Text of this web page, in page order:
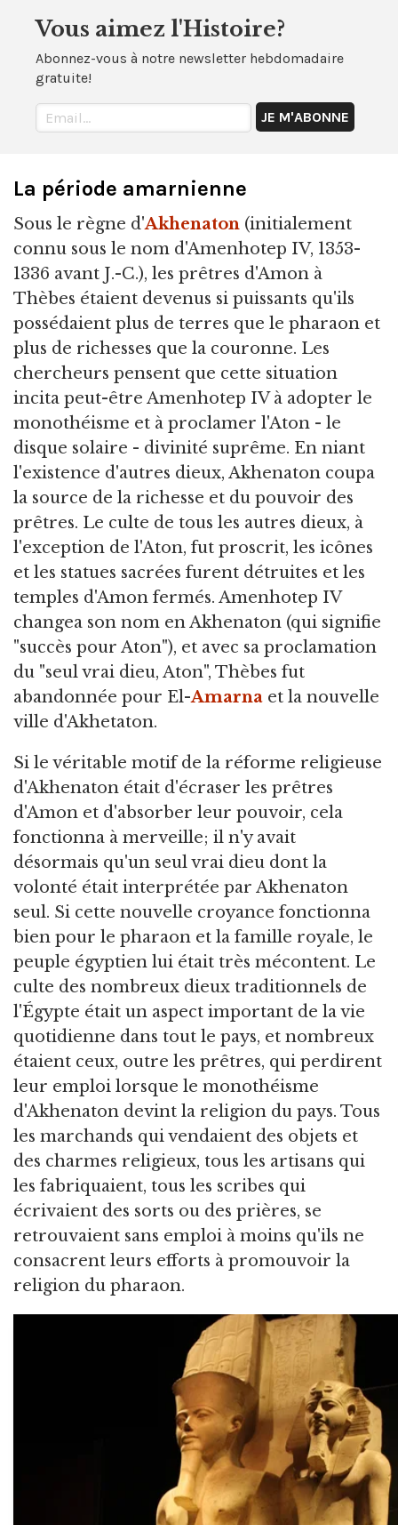
Vous aimez l'Histoire?
Abonnez-vous à notre newsletter hebdomadaire
gratuite!
La période amarnienne
Sous le règne d'Akhenaton (initialement
connu sous le nom d'Amenhotep IV, 1353-
1336 avant J.-C.), les prêtres d'Amon à
Thèbes étaient devenus si puissants qu'ils
possédaient plus de terres que le pharaon et
plus de richesses que la couronne. Les
chercheurs pensent que cette situation
incita peut-être Amenhotep IV à adopter le
monothéisme et à proclamer l'Aton - le
disque solaire - divinité suprême. En niant
l'existence d'autres dieux, Akhenaton coupa
la source de la richesse et du pouvoir des
prêtres. Le culte de tous les autres dieux, à
l'exception de l'Aton, fut proscrit, les icônes
et les statues sacrées furent détruites et les
temples d'Amon fermés. Amenhotep IV
changea son nom en Akhenaton (qui signifie
"succès pour Aton"), et avec sa proclamation
du "seul vrai dieu, Aton", Thèbes fut
abandonnée pour El-Amarna et la nouvelle
ville d'Akhetaton.
Si le véritable motif de la réforme religieuse
d'Akhenaton était d'écraser les prêtres
d'Amon et d'absorber leur pouvoir, cela
fonctionna à merveille; il n'y avait
désormais qu'un seul vrai dieu dont la
volonté était interprétée par Akhenaton
seul. Si cette nouvelle croyance fonctionna
bien pour le pharaon et la famille royale, le
peuple égyptien lui était très mécontent. Le
culte des nombreux dieux traditionnels de
l'Égypte était un aspect important de la vie
quotidienne dans tout le pays, et nombreux
étaient ceux, outre les prêtres, qui perdirent
leur emploi lorsque le monothéisme
d'Akhenaton devint la religion du pays. Tous
les marchands qui vendaient des objets et
des charmes religieux, tous les artisans qui
les fabriquaient, tous les scribes qui
écrivaient des sorts ou des prières, se
retrouvaient sans emploi à moins qu'ils ne
consacrent leurs efforts à promouvoir la
religion du pharaon.